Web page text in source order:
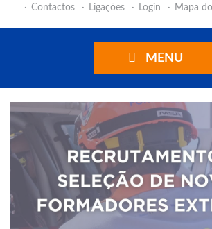
Contactos
Ligações Login Mapa
MENU